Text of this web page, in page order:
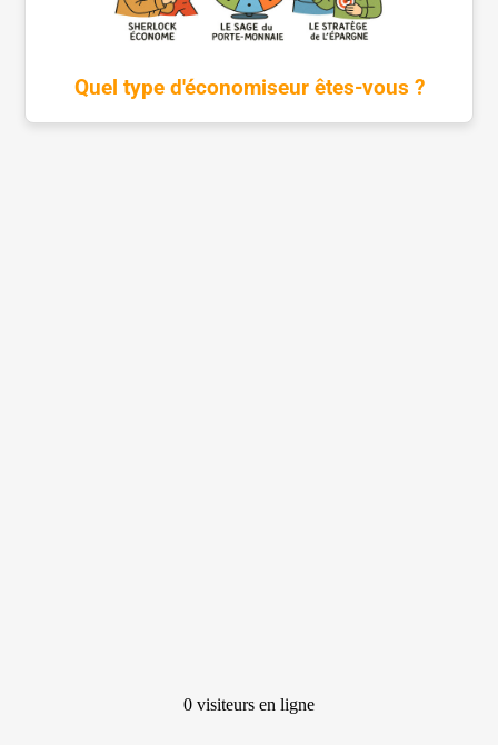
Quel type d'économiseur êtes-vous ?